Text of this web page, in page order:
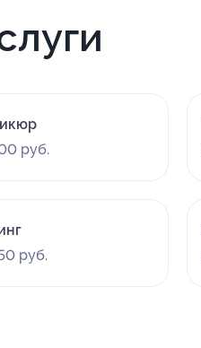
руб.
руб.